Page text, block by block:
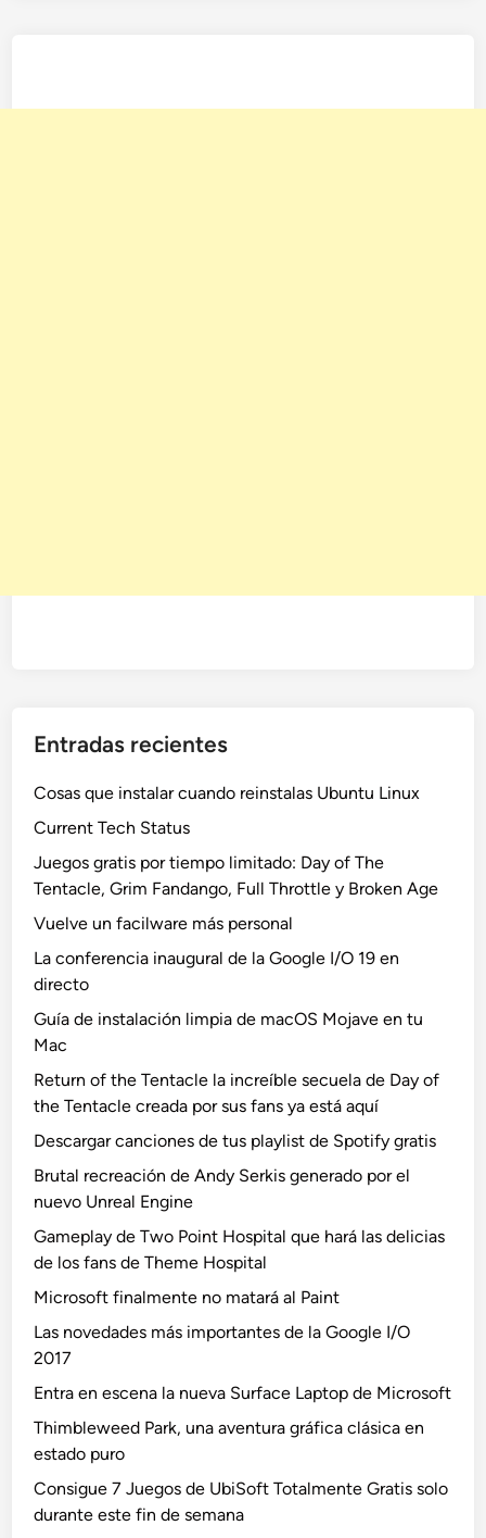
Entradas recientes
Cosas que instalar cuando reinstalas Ubuntu Linux
Current Tech Status
Juegos gratis por tiempo limitado: Day of The
Tentacle, Grim Fandango, Full Throttle y Broken Age
Vuelve un facilware más personal
La conferencia inaugural de la Google I/O 19 en
directo
Guía de instalación limpia de macOS Mojave en tu
Mac
Return of the Tentacle la increíble secuela de Day of
the Tentacle creada por sus fans ya está aquí
Descargar canciones de tus playlist de Spotify gratis
Brutal recreación de Andy Serkis generado por el
nuevo Unreal Engine
Gameplay de Two Point Hospital que hará las delicias
de los fans de Theme Hospital
Microsoft finalmente no matará al Paint
Las novedades más importantes de la Google I/O
2017
Entra en escena la nueva Surface Laptop de Microsoft
Thimbleweed Park, una aventura gráfica clásica en
estado puro
Consigue 7 Juegos de UbiSoft Totalmente Gratis solo
durante este fin de semana